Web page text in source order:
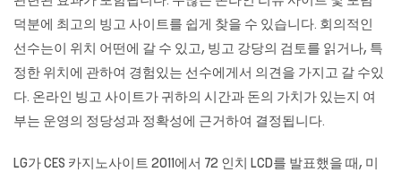
덕분에 최고의 빙고 사이트를 쉽게 찾을 수 있습니다. 회의적인
선수는이 위치 어떤에 갈 수 있고, 빙고 강당의 검토를 읽거나, 특
정한 위치에 관하여 경험있는 선수에게서 의견을 가지고 갈 수있
다. 온라인 빙고 사이트가 귀하의 시간과 돈의 가치가 있는지 여
부는 운영의 정당성과 정확성에 근거하여 결정됩니다.
LG가 CES 카지노사이트 2011에서 72 인치 LCD를 발표했을 때, 미